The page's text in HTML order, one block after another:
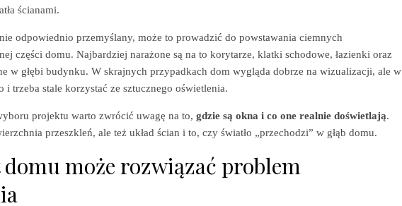
ścianami.
odpowiednio przemyślany, może to prowadzić do powstawania ciemnych
części domu. Najbardziej narażone są na to korytarze, klatki schodowe, łazienki oraz
w głębi budynku. W skrajnych przypadkach dom wygląda dobrze na wizualizacji, ale w
i trzeba stale korzystać ze sztucznego oświetlenia.
projektu warto zwrócić uwagę na to, gdzie są okna i co one realnie doświetlają.
przeszkleń, ale też układ ścian i to, czy światło „przechodzi” w głąb domu.
domu może rozwiązać problem